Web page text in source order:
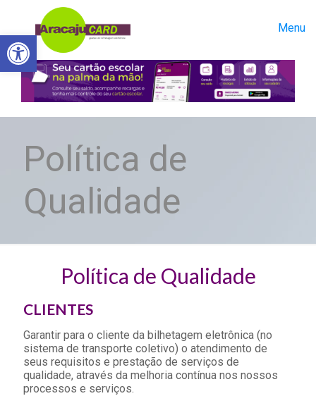
Abrir a barra de ferramentas
Menu
Política de
Qualidade
Política de Qualidade
CLIENTES
Garantir para o cliente da bilhetagem eletrônica (no
sistema de transporte coletivo) o atendimento de
seus requisitos e prestação de serviços de
qualidade, através da melhoria contínua nos nossos
processos e serviços.